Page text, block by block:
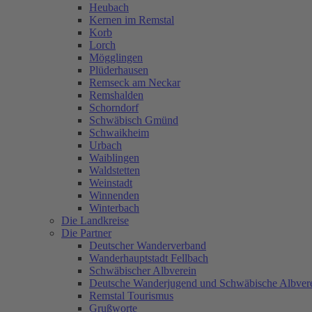
Heubach
Kernen im Remstal
Korb
Lorch
Mögglingen
Plüderhausen
Remseck am Neckar
Remshalden
Schorndorf
Schwäbisch Gmünd
Schwaikheim
Urbach
Waiblingen
Waldstetten
Weinstadt
Winnenden
Winterbach
Die Landkreise
Die Partner
Deutscher Wanderverband
Wanderhauptstadt Fellbach
Schwäbischer Albverein
Deutsche Wanderjugend und Schwäbische
Remstal Tourismus
Grußworte